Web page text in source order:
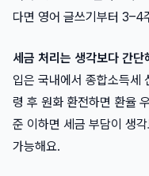
다면 영어 글쓰기부터 3–4
세금 처리는 생각보다 간단
입은 국내에서 종합소득세
령 후 원화 환전하면 환율
준 이하면 세금 부담이 생
가능해요.